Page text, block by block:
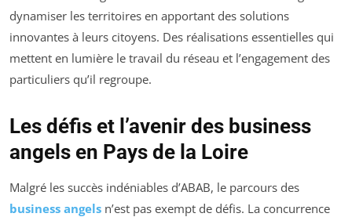
dynamiser les territoires en apportant des solutions
innovantes à leurs citoyens. Des réalisations essentielles qui
mettent en lumière le travail du réseau et l’engagement des
particuliers qu’il regroupe.
Les défis et l’avenir des business
angels en Pays de la Loire
Malgré les succès indéniables d’ABAB, le parcours des
business angels n’est pas exempt de défis. La concurrence